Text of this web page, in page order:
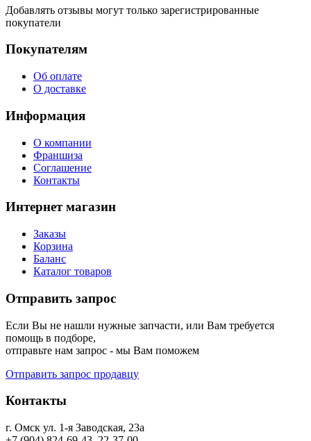
Добавлять отзывы могут только зарегистрированные
покупатели
Покупателям
Об оплате
О доставке
Информация
О компании
Франшиза
Соглашение
Контакты
Интернет магазин
Заказы
Корзина
Баланс
Каталог товаров
Отправить запрос
Если Вы не нашли нужные запчасти, или Вам требуется
помощь в подборе,
отправьте нам запрос - мы Вам поможем
Отправить запрос продавцу
Контакты
г. Омск ул. 1-я Заводская, 23а